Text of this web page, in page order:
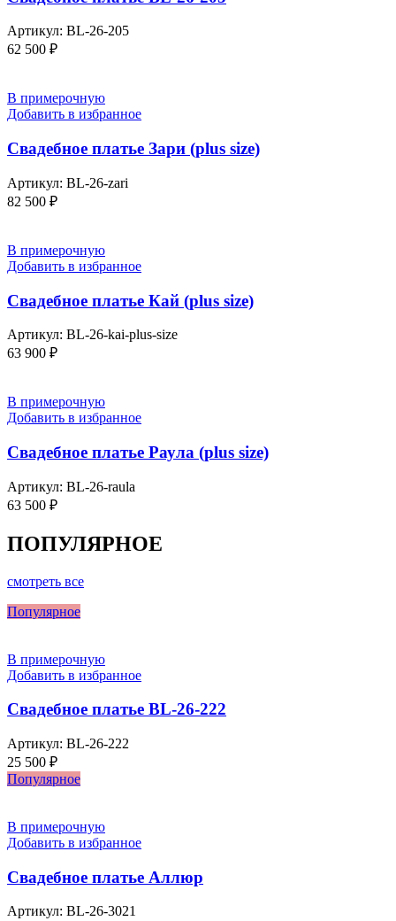
Артикул: BL-26-205
62 500 ₽
В примерочную
Добавить в избранное
Свадебное платье Зари (plus size)
Артикул: BL-26-zari
82 500 ₽
В примерочную
Добавить в избранное
Свадебное платье Кай (plus size)
Артикул: BL-26-kai-plus-size
63 900 ₽
В примерочную
Добавить в избранное
Свадебное платье Раула (plus size)
Артикул: BL-26-raula
63 500 ₽
ПОПУЛЯРНОЕ
смотреть все
Популярное
В примерочную
Добавить в избранное
Свадебное платье BL-26-222
Артикул: BL-26-222
25 500 ₽
Популярное
В примерочную
Добавить в избранное
Свадебное платье Аллюр
Артикул: BL-26-3021